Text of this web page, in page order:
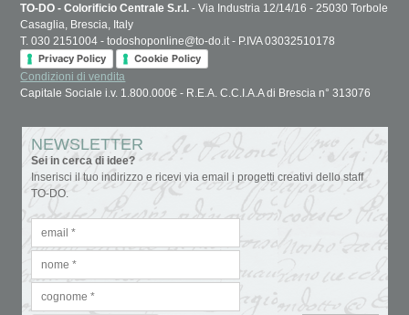
TO-DO - Colorificio Centrale S.r.l. - Via Industria 12/14/16 - 25030 Torbole
Casaglia, Brescia, Italy
T. 030 2151004 - todoshoponline@to-do.it - P.IVA 03032510178
Privacy Policy
Cookie Policy
Condizioni di vendita
Capitale Sociale i.v. 1.800.000€ - R.E.A. C.C.I.A.A di Brescia n° 313076
NEWSLETTER
Sei in cerca di idee?
Inserisci il tuo indirizzo e ricevi via email i progetti creativi dello staff
TO-DO.